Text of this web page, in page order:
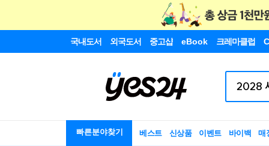
국내도서 외국도서 중고샵 eBook 크레마클럽
빠른분야찾기 베스트 신상품 이벤트 바이백 매